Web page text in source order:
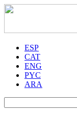
ESP
CAT
ENG
PYC
ARA